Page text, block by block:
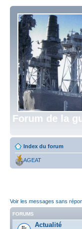
Forum de la
Index du forum
AGEAT
Voir les messages sans
FORUMS
Actualité